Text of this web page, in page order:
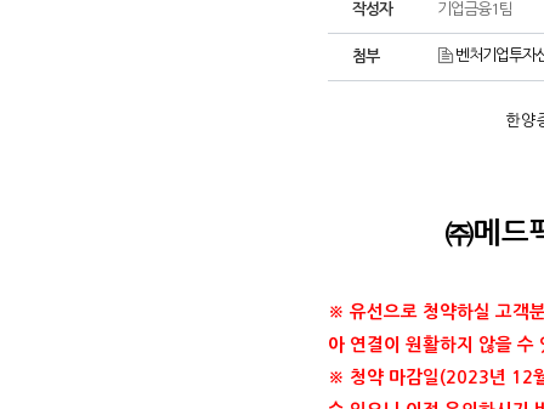
작성자 기업금융1팀
첨부 벤처기업투자
한양
㈜메드
※ 유선으로 청약하실 고객
아 연결이 원활하지 않을 수
※ 청약 마감일(2023년 12